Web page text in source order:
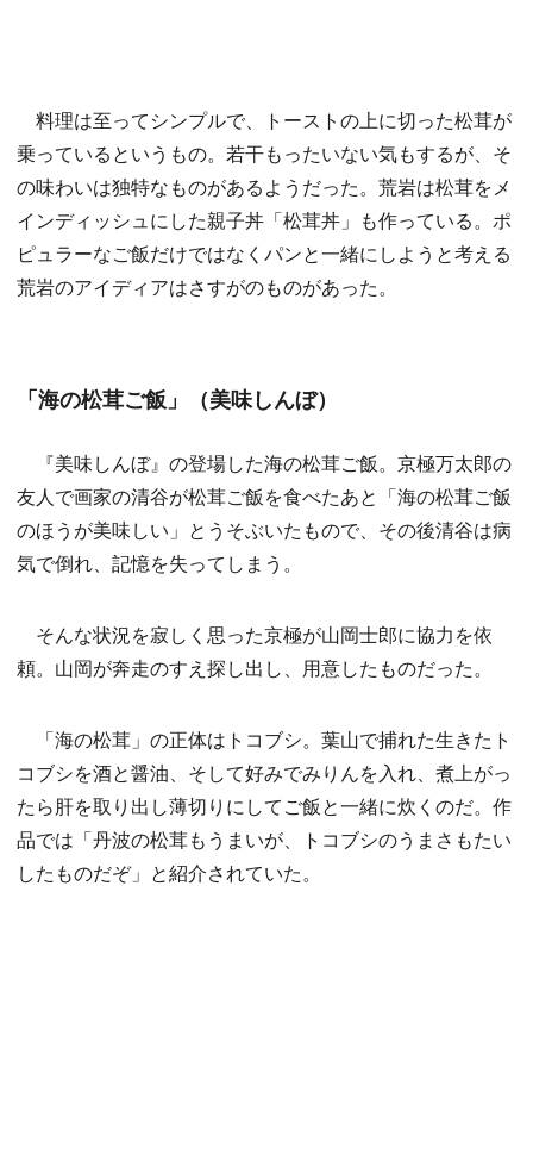
料理は至ってシンプルで、トーストの上に切った松茸が
乗っているというもの。若干もったいない気もするが、そ
の味わいは独特なものがあるようだった。荒岩は松茸をメ
インディッシュにした親子丼「松茸丼」も作っている。ポ
ピュラーなご飯だけではなくパンと一緒にしようと考える
荒岩のアイディアはさすがのものがあった。
「海の松茸ご飯」（美味しんぼ）
『美味しんぼ』の登場した海の松茸ご飯。京極万太郎の
友人で画家の清谷が松茸ご飯を食べたあと「海の松茸ご飯
のほうが美味しい」とうそぶいたもので、その後清谷は病
気で倒れ、記憶を失ってしまう。
そんな状況を寂しく思った京極が山岡士郎に協力を依
頼。山岡が奔走のすえ探し出し、用意したものだった。
「海の松茸」の正体はトコブシ。葉山で捕れた生きたト
コブシを酒と醤油、そして好みでみりんを入れ、煮上がっ
たら肝を取り出し薄切りにしてご飯と一緒に炊くのだ。作
品では「丹波の松茸もうまいが、トコブシのうまさもたい
したものだぞ」と紹介されていた。